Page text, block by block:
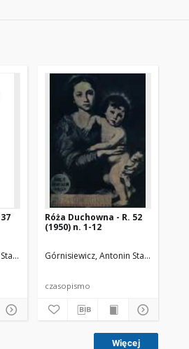
(1871-1948). Red.
Róża Duchowna - R. 52
(1950) n. 1-12
Górnisiewicz, Antonin Stanisław
czasopismo
Więcej